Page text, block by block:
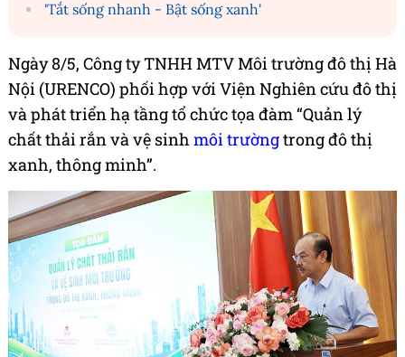
'Tắt sống nhanh - Bật sống xanh'
Ngày 8/5, Công ty TNHH MTV Môi trường đô thị Hà
Nội (URENCO) phối hợp với Viện Nghiên cứu đô thị
và phát triển hạ tầng tổ chức tọa đàm “Quản lý
chất thải rắn và vệ sinh môi trườngtrong đô thị
xanh, thông minh”.